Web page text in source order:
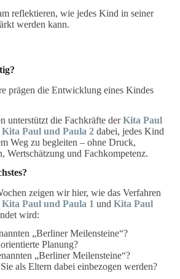
reflektieren, wie jedes Kind in seiner
werden kann.
prägen die Entwicklung eines Kindes
unterstützt die Fachkräfte derKita Paul
Kita Paul und Paula 2 dabei, jedes Kind
Weg zu begleiten – ohne Druck,
Wertschätzung und Fachkompetenz.
zeigen wir hier, wie das Verfahren
Kita Paul und Paula 1 und Kita Paul
wird:
„Berliner Meilensteine“?
Planung?
„Berliner Meilensteine“?
als Eltern dabei einbezogen werden?